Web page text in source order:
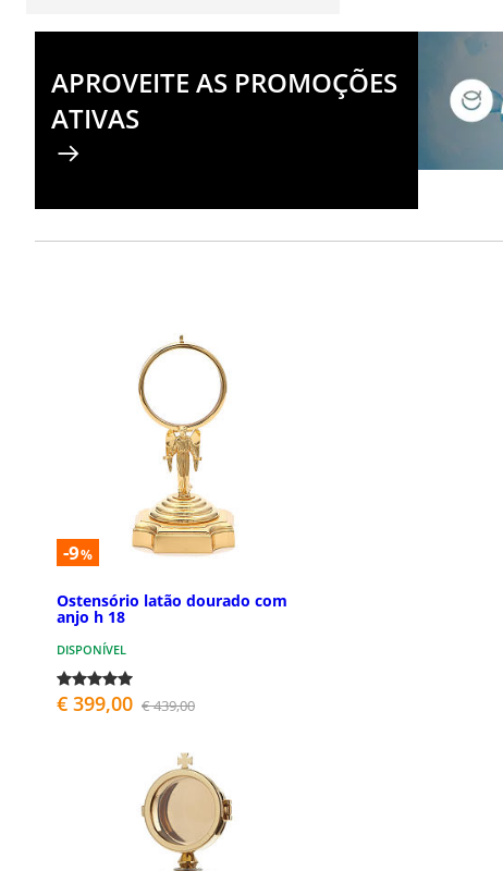
APROVEITE AS PROMOÇÕES
ATIVAS
-9%
Ostensório latão dourado com
anjo h 18
DISPONÍVEL
€ 399,00 € 439,00